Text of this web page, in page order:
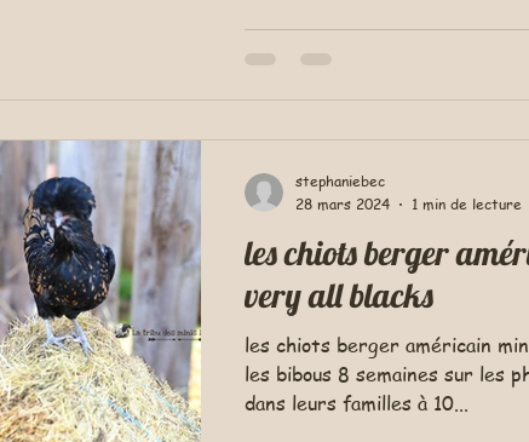
les chiots berger
very all blacks
les chiots berger américain
les bibous 8 semaines sur les
dans leurs familles à 10...
stephaniebec
28 mars 2024
1 min de lecture